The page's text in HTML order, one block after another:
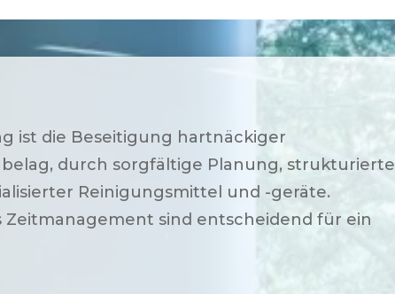
ist die Beseitigung hartnäckiger
durch sorgfältige Planung, strukturierte
Reinigungsmittel und -geräte.
sind entscheidend für ein